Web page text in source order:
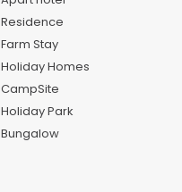
Residence
Farm Stay
Holiday Homes
CampSite
Holiday Park
Bungalow